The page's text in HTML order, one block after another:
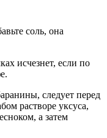
соль, она
исчезнет, если по
следует перед
растворе уксуса,
а затем